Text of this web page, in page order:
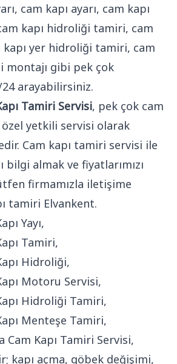
cam kapı ayarı, cam kapı
kapı hidroliği tamiri, cam
kapı yer hidroliği tamiri, cam
montajı gibi pek çok
24 arayabilirsiniz.
Tamiri Servisi, pek çok cam
özel yetkili servisi olarak
Cam kapı tamiri servisi ile
bilgi almak ve fiyatlarımızı
firmamızla iletişime
tamiri Elvankent.
Yayı,
Tamiri,
Hidroliği,
Motoru Servisi,
Hidroliği Tamiri,
Menteşe Tamiri,
Cam Kapı Tamiri Servisi,
kapı açma, göbek değişimi,